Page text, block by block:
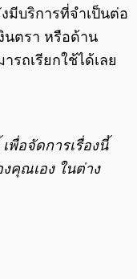
งมีบริการที่จำเป็นต่อ
นตรา หรือด้าน
รถเรียกใช้ได้เลย
พื่อจัดการเรื่องนี้
คุณเอง ในต่าง